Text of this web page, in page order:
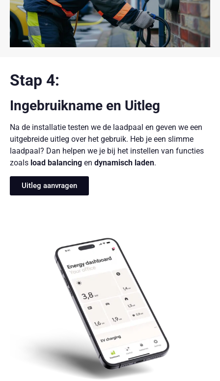
Stap 4:
Ingebruikname en Uitleg
Na de installatie testen we de laadpaal en geven we een
uitgebreide uitleg over het gebruik. Heb je een slimme
laadpaal? Dan helpen we je bij het instellen van functies
zoals load balancing en dynamisch laden.
Uitleg aanvragen